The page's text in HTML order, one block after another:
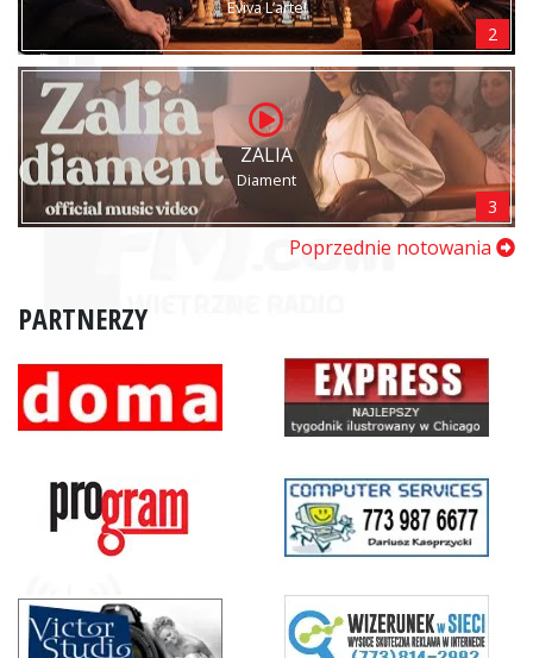
Eviva L’arte!
2
ZALIA
Diament
3
Poprzednie notowania
PARTNERZY